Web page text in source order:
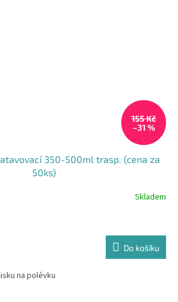
155 Kč
–31 %
350-500ml trasp. (cena za
50ks)
Skladem
Do košíku
na polévku